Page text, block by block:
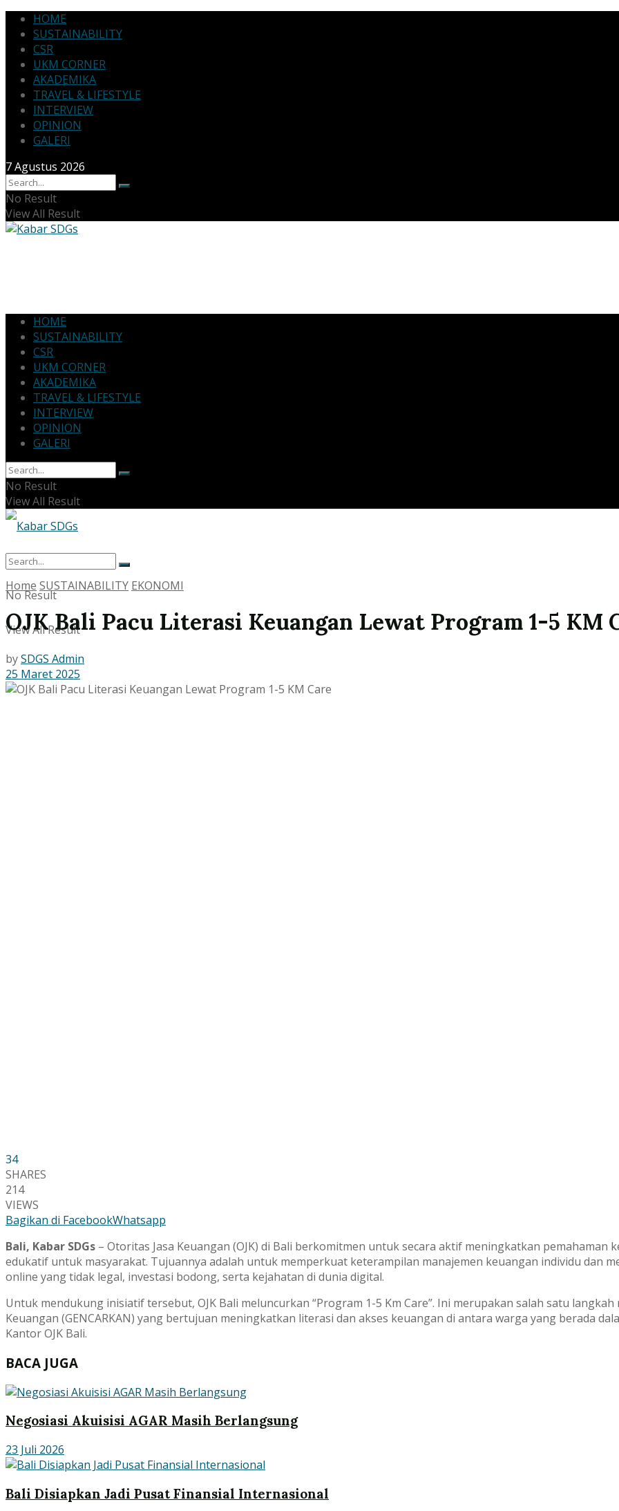
HOME
SUSTAINABILITY
CSR
UKM CORNER
AKADEMIKA
TRAVEL & LIFESTYLE
INTERVIEW
OPINION
GALERI
7 Agustus 2026
No Result
View All Result
HOME
SUSTAINABILITY
CSR
UKM CORNER
AKADEMIKA
TRAVEL & LIFESTYLE
INTERVIEW
OPINION
GALERI
No Result
View All Result
No Result
View All Result
Home SUSTAINABILITY EKONOMI
OJK Bali Pacu Literasi Keuangan Lewat Program 1-5 KM
bySDGS Admin
25 Maret 2025
34
SHARES
214
VIEWS
Bagikan di FacebookWhatsapp
Bali, Kabar SDGs – Otoritas Jasa Keuangan (OJK) di Bali berkomitmen untuk secara aktif meningkatkan
edukatif untuk masyarakat. Tujuannya adalah untuk memperkuat keterampilan manajemen keuangan individu dan
online yang tidak legal, investasi bodong, serta kejahatan di dunia digital.
Untuk mendukung inisiatif tersebut, OJK Bali meluncurkan “Program 1-5 Km Care”. Ini merupakan salah satu
Keuangan (GENCARKAN) yang bertujuan meningkatkan literasi dan akses keuangan di antara warga yang berada
Kantor OJK Bali.
BACA JUGA
Negosiasi Akuisisi AGAR Masih Berlangsung
23 Juli 2026
Bali Disiapkan Jadi Pusat Finansial Internasional